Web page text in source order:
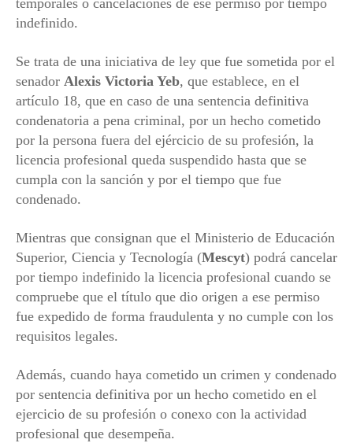
temporales o cancelaciones de ese permiso por tiempo
indefinido.
Se trata de una iniciativa de ley que fue sometida por el
senador Alexis Victoria Yeb, que establece, en el
artículo 18, que en caso de una sentencia definitiva
condenatoria a pena criminal, por un hecho cometido
por la persona fuera del ejércicio de su profesión, la
licencia profesional queda suspendido hasta que se
cumpla con la sanción y por el tiempo que fue
condenado.
Mientras que consignan que el Ministerio de Educación
Superior, Ciencia y Tecnología (Mescyt) podrá cancelar
por tiempo indefinido la licencia profesional cuando se
compruebe que el título que dio origen a ese permiso
fue expedido de forma fraudulenta y no cumple con los
requisitos legales.
Además, cuando haya cometido un crimen y condenado
por sentencia definitiva por un hecho cometido en el
ejercicio de su profesión o conexo con la actividad
profesional que desempeña.